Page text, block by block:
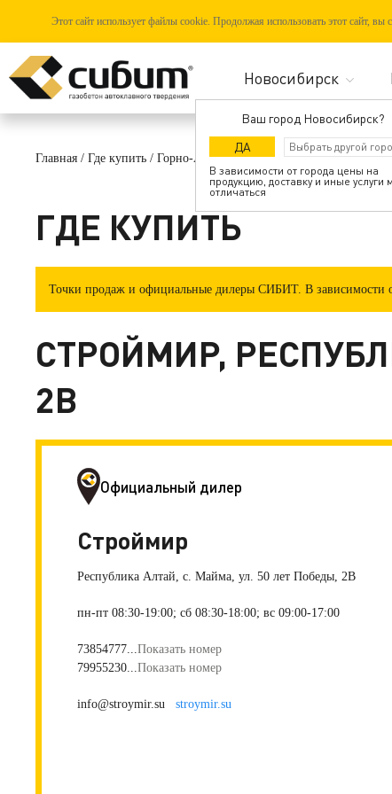
Этот сайт использует файлы cookie. Продолжая использовать этот сайт,
Ваш город Новосибирск?
ДА
В зависимости от города цены на
продукцию, доставку и иные услуги
отличаться
Главная / Где купить / Горно-Алтайск/Строймир, Республика
ГДЕ КУПИТЬ
Точки продаж и официальные дилеры СИБИТ. В зависимости
СТРОЙМИР,
2В
Официальный дилер
Строймир
Республика Алтай, с. Майма, ул. 50 лет Победы, 2В
пн-пт 08:30-19:00; сб 08:30-18:00; вс 09:00-17:00
73854777...Показать номер
79955230...Показать номер
info@stroymir.su stroymir.su